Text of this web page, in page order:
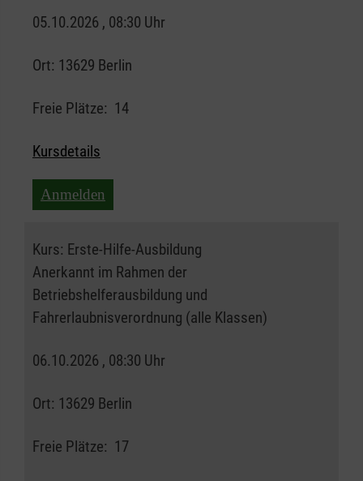
05.10.2026 , 08:30 Uhr
Ort: 13629 Berlin
Freie Plätze: 14
Kursdetails
Anmelden
Kurs: Erste-Hilfe-Ausbildung
Anerkannt im Rahmen der
Betriebshelferausbildung und
Fahrerlaubnisverordnung (alle Klassen)
06.10.2026 , 08:30 Uhr
Ort: 13629 Berlin
Freie Plätze: 17